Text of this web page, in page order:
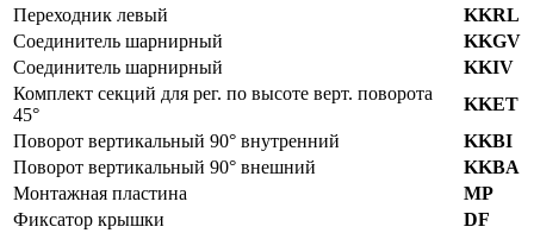
Переходник левый
KKRL
Соединитель шарнирный
KKGV
Соединитель шарнирный
KKIV
Комплект секций для рег. по высоте верт. поворота
45°
KKET
Поворот вертикальный 90° внутренний
KKBI
Поворот вертикальный 90° внешний
KKBA
Монтажная пластина
MP
Фиксатор крышки
DF